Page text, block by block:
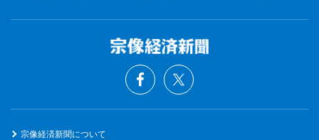
宗像経済新聞について